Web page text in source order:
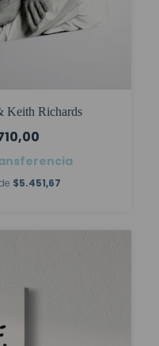
Keith Richards
$5.451,67